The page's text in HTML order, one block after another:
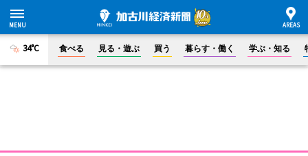
34°C 食べる 見る・遊ぶ 買う 暮らす・働く 学ぶ・知る